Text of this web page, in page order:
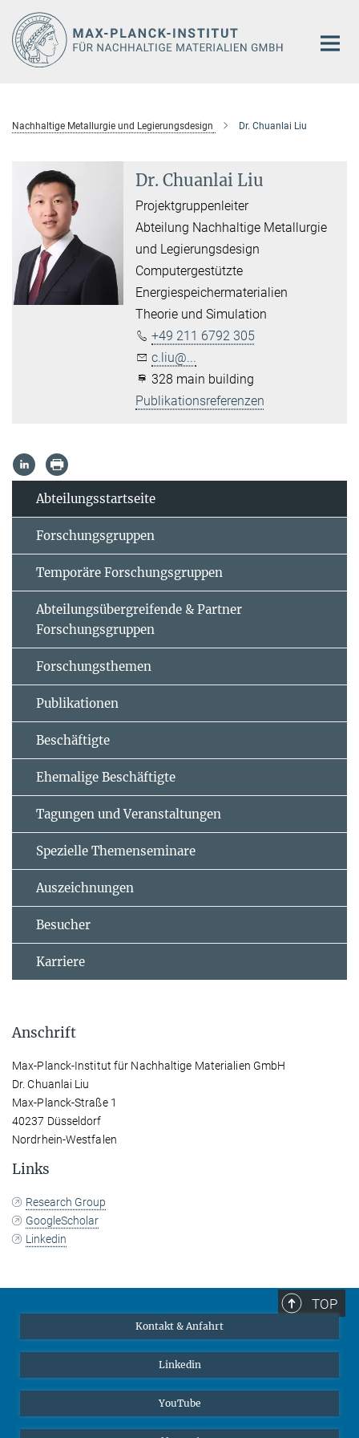
Hauptinhalt
Nachhaltige Metallurgie und Legierungsdesign Dr. Chuanlai Liu
Dr. Chuanlai Liu
Projektgruppenleiter
Abteilung Nachhaltige Metallurgie
und Legierungsdesign
Computergestützte
Energiespeichermaterialien
Theorie und Simulation
+49 211 6792 305
c.liu@...
328 main building
Publikationsreferenzen
Abteilungsstartseite
Forschungsgruppen
Temporäre Forschungsgruppen
Abteilungsübergreifende & Partner
Forschungsgruppen
Forschungsthemen
Publikationen
Beschäftigte
Ehemalige Beschäftigte
Tagungen und Veranstaltungen
Spezielle Themenseminare
Auszeichnungen
Besucher
Karriere
Anschrift
Max-Planck-Institut für Nachhaltige Materialien GmbH
Dr. Chuanlai Liu
Max-Planck-Straße 1
40237 Düsseldorf
Nordrhein-Westfalen
Links
Research Group
GoogleScholar
Linkedin
TOP
Kontakt & Anfahrt
Linkedin
YouTube